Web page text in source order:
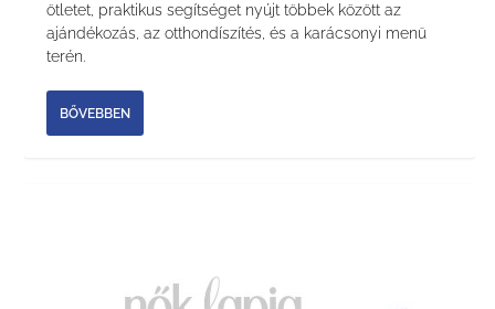
ötletet, praktikus segítséget nyújt többek között az
ajándékozás, az otthondíszítés, és a karácsonyi menü
terén.
BŐVEBBEN